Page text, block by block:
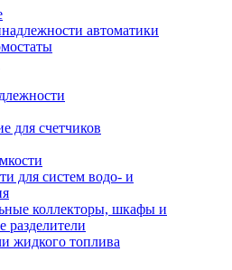
автоматики
для счетчиков
для систем водо- и
коллекторы, шкафы и
разделители
жидкого топлива